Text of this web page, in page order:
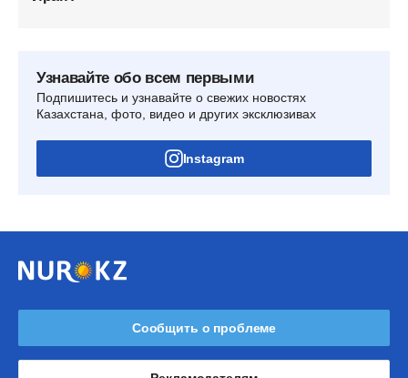
Узнавайте обо всем первыми
Подпишитесь и узнавайте о свежих новостях
Казахстана, фото, видео и других эксклюзивах
Instagram
Сообщить о проблеме